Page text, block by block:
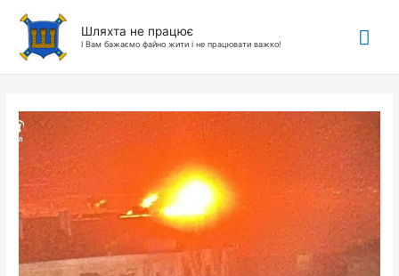
Шляхта не працює
І Вам бажаємо файно жити і не працювати важко!